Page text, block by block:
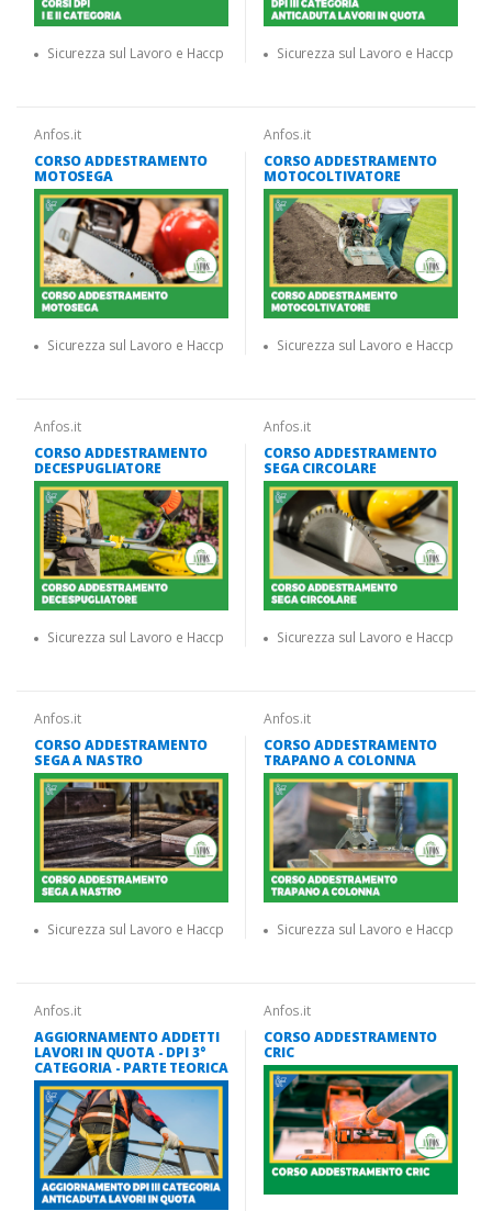
Sicurezza sul Lavoro e Haccp Sicurezza sul Lavoro e Haccp
Anfos.it
CORSO ADDESTRAMENTO
MOTOSEGA
Sicurezza sul Lavoro e Haccp
Anfos.it
CORSO ADDESTRAMENTO
MOTOCOLTIVATORE
Sicurezza sul Lavoro e Haccp
Anfos.it
CORSO ADDESTRAMENTO
DECESPUGLIATORE
Sicurezza sul Lavoro e Haccp
Anfos.it
CORSO ADDESTRAMENTO
SEGA CIRCOLARE
Sicurezza sul Lavoro e Haccp
Anfos.it
CORSO ADDESTRAMENTO
SEGA A NASTRO
Sicurezza sul Lavoro e Haccp
Anfos.it
CORSO ADDESTRAMENTO
TRAPANO A COLONNA
Sicurezza sul Lavoro e Haccp
Anfos.it
AGGIORNAMENTO ADDETTI
LAVORI IN QUOTA - DPI 3°
CATEGORIA - PARTE TEORICA
Anfos.it
CORSO ADDESTRAMENTO
CRIC